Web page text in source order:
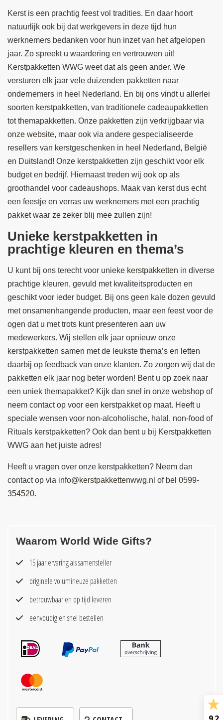
Kerst is een prachtig feest vol tradities. En daar hoort
natuurlijk ook bij dat werkgevers in deze tijd hun
werknemers bedanken voor hun inzet van het afgelopen
jaar. Zo spreekt u waardering en vertrouwen uit!
Kerstpakketten WWG weet dat als geen ander. We
versturen elk jaar vele duizenden pakketten naar
ondernemers in heel Nederland. En bij ons vindt u allerlei
soorten kerstpakketten, van traditionele cadeaupakketten
tot themapakketten. Onze pakketten zijn verkrijgbaar via
onze website, maar ook via andere gespecialiseerde
resellers van kerstgeschenken in heel Nederland, België
en Duitsland! Onze kerstpakketten zijn geschikt voor elk
budget en bedrijf. Hiernaast treden wij ook op als
groothandel voor cadeaushops. Maak van kerst dus echt
een feestje en verras uw werknemers met een prachtig
pakket waar ze zeker blij mee zullen zijn!
Unieke kerstpakketten in
prachtige kleuren en thema’s
U kunt bij ons terecht voor unieke kerstpakketten in diverse
prachtige kleuren, gevuld met kwaliteitsproducten en
geschikt voor ieder budget. Bij ons geen kale dozen gevuld
met onsamenhangende producten, maar een feest voor de
ogen dat u met trots kunt presenteren aan uw
medewerkers. Wij stellen elk jaar opnieuw onze
kerstpakketten samen met de leukste thema’s en letten
daarbij op feedback van onze klanten. Zo zorgen wij dat de
pakketten elk jaar nog beter worden! Bent u op zoek naar
een uniek themapakket? Kijk dan snel in onze webshop of
neem contact op voor een kerstpakket op maat. Heeft u
speciale wensen voor non-alcoholische, halal, non-food of
Rituals kerstpakketten? Ook dan bent u bij Kerstpakketten
WWG aan het juiste adres!
Heeft u vragen over onze kerstpakketten? Neem dan
contact op via info@kerstpakkettenwwg.nl of bel 0599-
354520.
Waarom World Wide Gifts?
15 jaar ervaring als samensteller
originele volumineuze pakketten
betrouwbaar en op tijd leveren
eenvoudig en snel bestellen